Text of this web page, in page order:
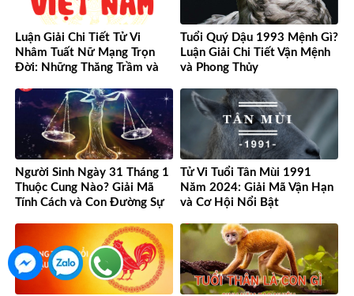
Luận Giải Chi Tiết Tử Vi
Nhâm Tuất Nữ Mạng Trọn
Đời: Những Thăng Trầm và
Tuổi Quý Dậu 1993 Mệnh Gì?
Luận Giải Chi Tiết Vận Mệnh
và Phong Thủy
Người Sinh Ngày 31 Tháng 1
Thuộc Cung Nào? Giải Mã
Tính Cách và Con Đường Sự
Tử Vi Tuổi Tân Mùi 1991
Năm 2024: Giải Mã Vận Hạn
và Cơ Hội Nổi Bật